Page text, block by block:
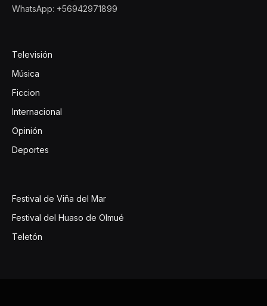
WhatsApp: +56942971899
Televisión
Música
Ficcion
Internacional
Opinión
Deportes
Festival de Viña del Mar
Festival del Huaso de Olmué
Teletón